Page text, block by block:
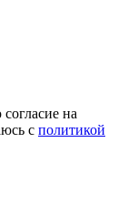
на
с политикой